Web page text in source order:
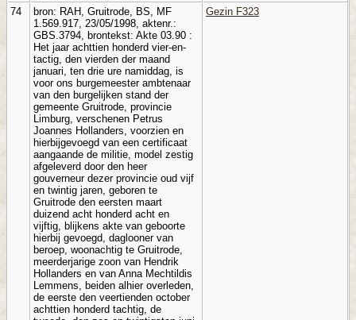
74
bron: RAH, Gruitrode, BS, MF
1.569.917, 23/05/1998, aktenr.:
GBS.3794, brontekst: Akte 03.90 :
Het jaar achttien honderd vier-en-
tactig, den vierden der maand
januari, ten drie ure namiddag, is
voor ons burgemeester ambtenaar
van den burgelijken stand der
gemeente Gruitrode, provincie
Limburg, verschenen Petrus
Joannes Hollanders, voorzien en
hierbijgevoegd van een certificaat
aangaande de militie, model zestig
afgeleverd door den heer
gouverneur dezer provincie oud vijf
en twintig jaren, geboren te
Gruitrode den eersten maart
duizend acht honderd acht en
vijftig, blijkens akte van geboorte
hierbij gevoegd, daglooner van
beroep, woonachtig te Gruitrode,
meerderjarige zoon van Hendrik
Hollanders en van Anna Mechtildis
Lemmens, beiden alhier overleden,
de eerste den veertienden october
achttien honderd tachtig, de
Gezin F323